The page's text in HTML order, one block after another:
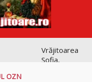
Vrăjitoarea
Sofia,
OZN